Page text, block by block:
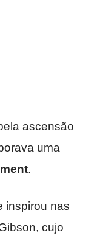
ascensão
uma
.
inspirou nas
cujo